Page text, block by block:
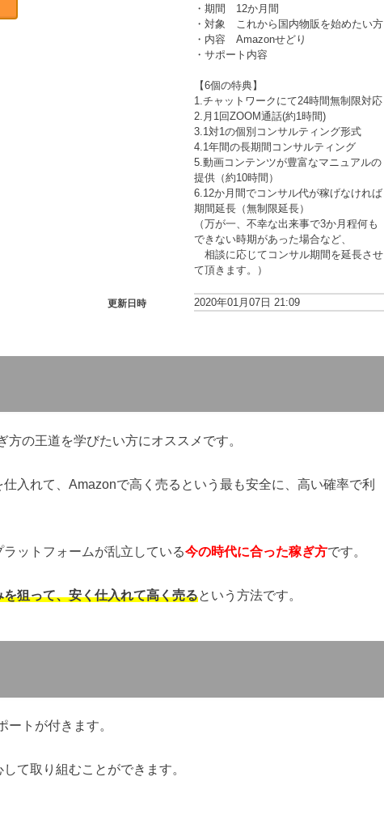
・期間 12か月間
・対象 これから国内物販を始めたい方
・内容 Amazonせどり
・サポート内容
【6個の特典】
1.チャットワークにて24時間無制限対応
2.月1回ZOOM通話(約1時間)
3.1対1の個別コンサルティング形式
4.1年間の長期間コンサルティング
5.動画コンテンツが豊富なマニュアルの
提供（約10時間）
6.12か月間でコンサル代が稼げなければ
期間延長（無制限延長）
（万が一、不幸な出来事で3か月程何も
できない時期があった場合など、
相談に応じてコンサル期間を延長させ
て頂きます。）
更新日時 2020年01月07日 21:09
の王道を学びたい方にオススメです。
入れて、Amazonで高く売るという最も安全に、高い確率で利
ットフォームが乱立している今の時代に合った稼ぎ方です。
狙って、安く仕入れて高く売るという方法です。
トが付きます。
て取り組むことができます。